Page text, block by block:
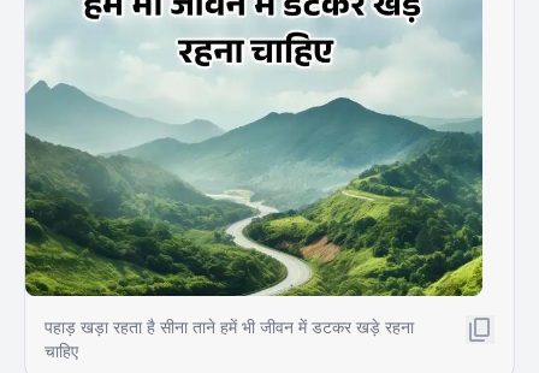
पहाड़ खड़ा रहता है सीना ताने हमें भी जीवन में डटकर खड़े रहना
चाहिए